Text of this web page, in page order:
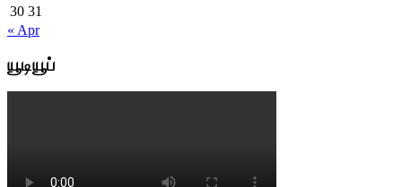
30 31
« Apr
யூடியூப்